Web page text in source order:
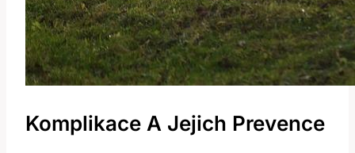
Komplikace A Jejich Prevence